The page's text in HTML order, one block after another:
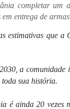
completar um
entrega de
estimativas que
a
sua história.
é ainda 20 vezes